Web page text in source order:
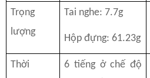
Trọng
lượng
Tai nghe: 7.7g
Hộp đựng: 61.23g
Thời
6 tiếng ở chế độ